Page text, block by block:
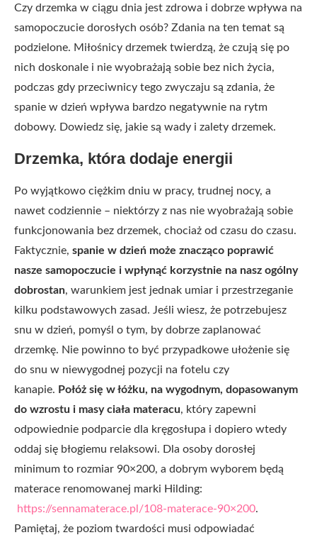
Czy drzemka w ciągu dnia jest zdrowa i dobrze wpływa na
samopoczucie dorosłych osób? Zdania na ten temat są
podzielone. Miłośnicy drzemek twierdzą, że czują się po
nich doskonale i nie wyobrażają sobie bez nich życia,
podczas gdy przeciwnicy tego zwyczaju są zdania, że
spanie w dzień wpływa bardzo negatywnie na rytm
dobowy. Dowiedz się, jakie są wady i zalety drzemek.
Drzemka, która dodaje energii
Po wyjątkowo ciężkim dniu w pracy, trudnej nocy, a
nawet codziennie – niektórzy z nas nie wyobrażają sobie
funkcjonowania bez drzemek, chociaż od czasu do czasu.
Faktycznie, spanie w dzień może znacząco poprawić
nasze samopoczucie i wpłynąć korzystnie na nasz ogólny
dobrostan, warunkiem jest jednak umiar i przestrzeganie
kilku podstawowych zasad. Jeśli wiesz, że potrzebujesz
snu w dzień, pomyśl o tym, by dobrze zaplanować
drzemkę. Nie powinno to być przypadkowe ułożenie się
do snu w niewygodnej pozycji na fotelu czy
kanapie. Połóż się w łóżku, na wygodnym, dopasowanym
do wzrostu i masy ciała materacu, który zapewni
odpowiednie podparcie dla kręgosłupa i dopiero wtedy
oddaj się błogiemu relaksowi. Dla osoby dorosłej
minimum to rozmiar 90×200, a dobrym wyborem będą
materace renomowanej marki Hilding:
https://sennamaterace.pl/108-materace-90×200.
Pamiętaj, że poziom twardości musi odpowiadać